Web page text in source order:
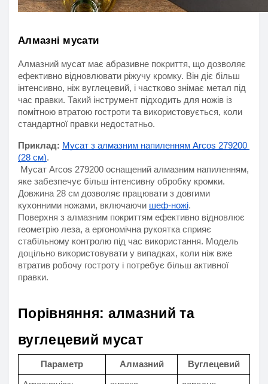
Алмазні мусати
Алмазний мусат має абразивне покриття, що дозволяє
ефективно відновлювати ріжучу кромку. Він діє більш
інтенсивно, ніж вуглецевий, і частково знімає метал під
час правки. Такий інструмент підходить для ножів із
помітною втратою гостроти та використовується, коли
стандартної правки недостатньо.
Приклад: Мусат з алмазним напиленням Arcos 279200
(28 см).
яке забезпечує більш інтенсивну обробку кромки.
Довжина 28 см дозволяє працювати з довгими
кухонними ножами, включаючи шеф-ножі.
Поверхня з алмазним покриттям ефективно відновлює
геометрію леза, а ергономічна рукоятка сприяє
стабільному контролю під час використання. Модель
доцільно використовувати у випадках, коли ніж вже
втратив робочу гостроту і потребує більш активної
правки.
Порівняння: алмазний та
вуглецевий мусат
Параметр Алмазний Вуглецевий